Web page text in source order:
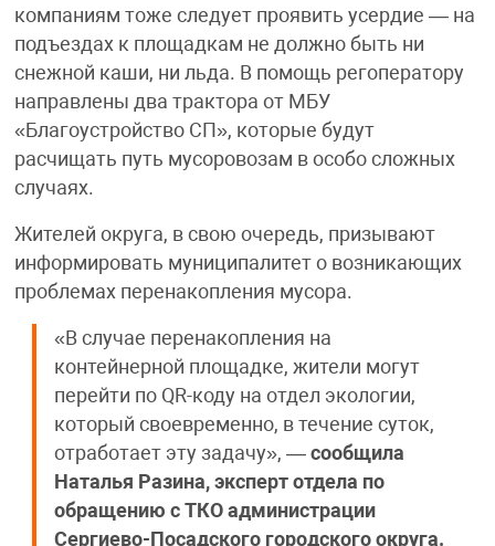
компаниям тоже следует проявить усердие — на
подъездах к площадкам не должно быть ни
снежной каши, ни льда. В помощь регоператору
направлены два трактора от МБУ
«Благоустройство СП», которые будут
расчищать путь мусоровозам в особо сложных
случаях.
Жителей округа, в свою очередь, призывают
информировать муниципалитет о возникающих
проблемах перенакопления мусора.
«В случае перенакопления на
контейнерной площадке, жители могут
перейти по QR-коду на отдел экологии,
который своевременно, в течение суток,
отработает эту задачу», —сообщила
Наталья Разина, эксперт отдела по
обращению с ТКО администрации
Сергиево-Посадского городского округа.